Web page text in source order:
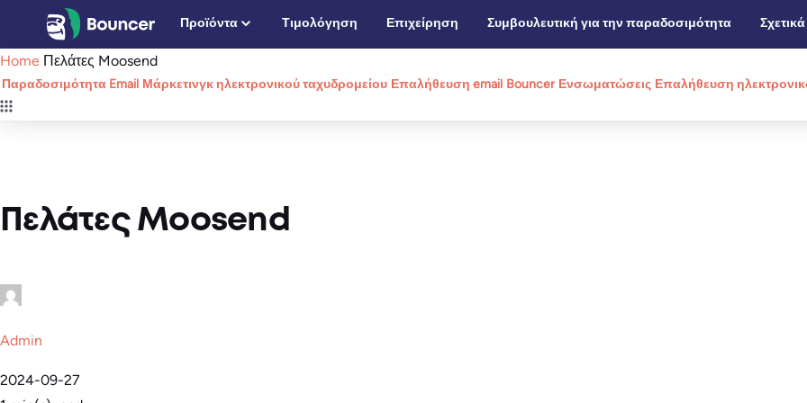
Μετάβαση
περιεχόμενο
Προϊόντα Τιμολόγηση Επιχείρηση Συμβουλευτική για την παραδοσιμότητα
Home Πελάτες Moosend
Παραδοσιμότητα Email Μάρκετινγκ ηλεκτρονικού ταχυδρομείου Επαλήθευση email Bouncer Ενσωματώσεις Επαλήθευση
Πελάτες Moosend
Admin
2024-09-27